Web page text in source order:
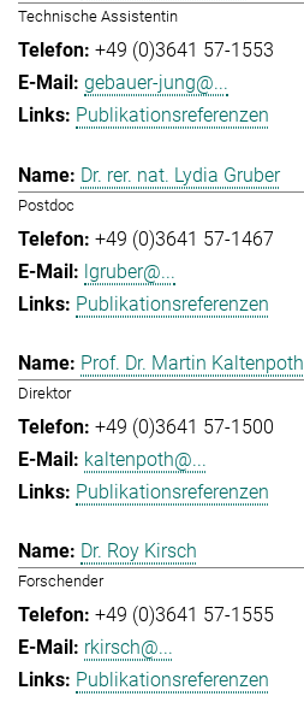
Technische Assistentin
+49 (0)3641 57-1553
gebauer-jung@...
Publikationsreferenzen
Dr. rer. nat. Lydia Gruber
Postdoc
+49 (0)3641 57-1467
lgruber@...
Publikationsreferenzen
Prof. Dr. Martin Kaltenpoth
Direktor
+49 (0)3641 57-1500
kaltenpoth@...
Publikationsreferenzen
Dr. Roy Kirsch
Forschender
+49 (0)3641 57-1555
rkirsch@...
Publikationsreferenzen